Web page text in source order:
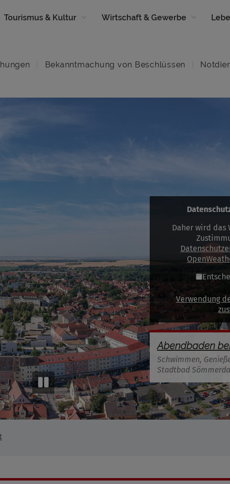
Tourismus & Kultur Wirtschaft & Gewerbe
Bekanntmachung von Beschlüssen
Daher wird das
Verwendung
Abendbaden
Schwimmen,
Stadtbad Sömmerda